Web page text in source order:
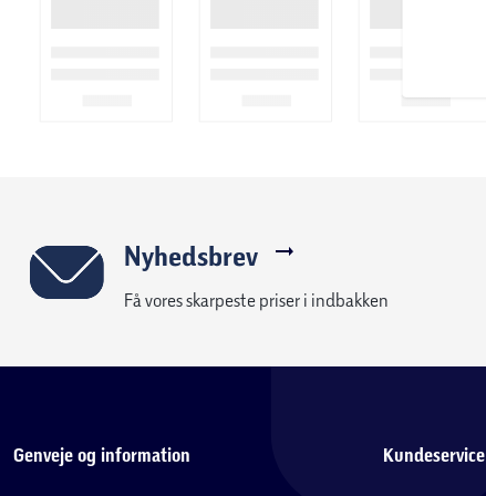
Nyhedsbrev
Få vores skarpeste priser i indbakken
Genveje og information Kundeservice